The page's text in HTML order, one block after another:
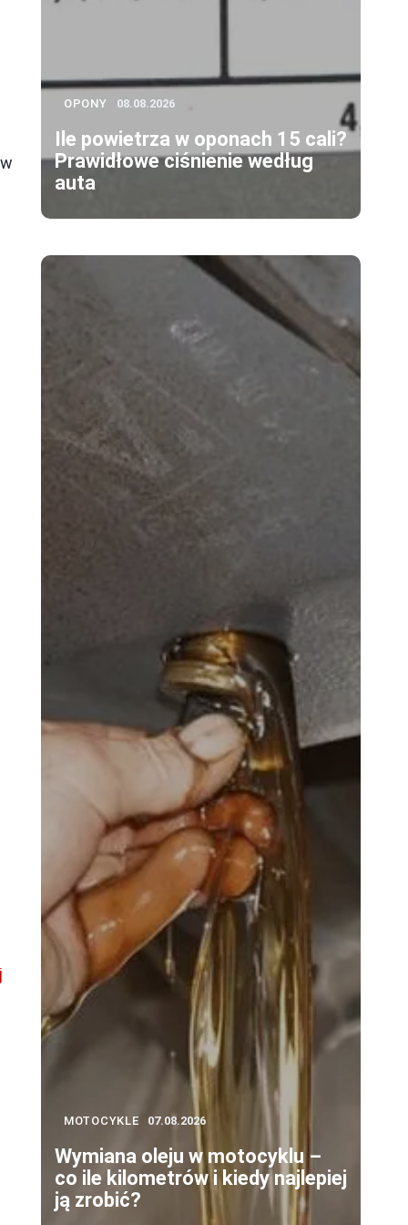
OPONY 08.08.2026
Ile powietrza w oponach 15 cali?
Prawidłowe ciśnienie według
auta
MOTOCYKLE 07.08.2026
Wymiana oleju w motocyklu –
co ile kilometrów i kiedy najlepiej
ją zrobić?